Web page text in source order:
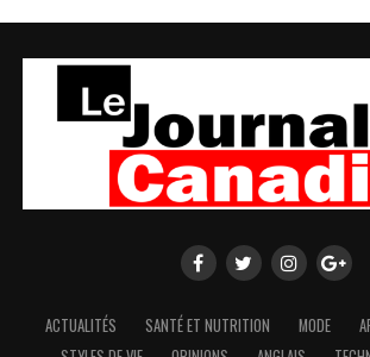
ACTUALITÉS SANTÉ ET NUTRITION MODE